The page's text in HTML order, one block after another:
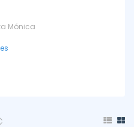
Mónica